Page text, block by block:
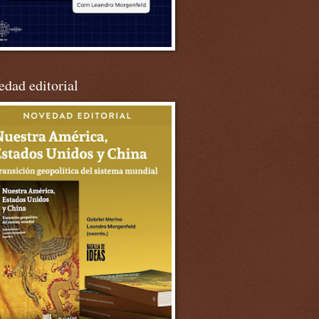
editorial